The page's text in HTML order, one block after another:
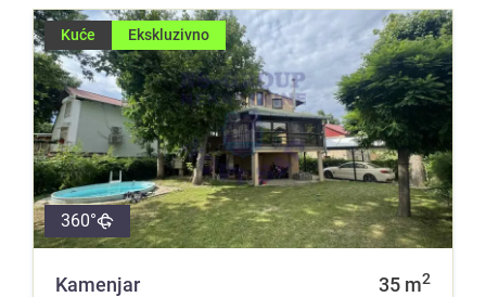
Kuće Ekskluzivno
360°
Kamenjar 35 m2